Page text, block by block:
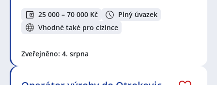
25 000 – 70 000 Kč
Plný úvazek
Vhodné také pro cizince
Zveřejněno: 4. srpna